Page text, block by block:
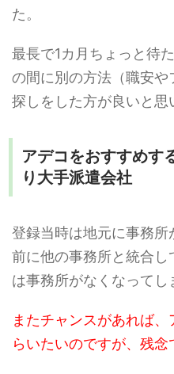
た。
最長で1カ月ちょっと待
の間に別の方法（職安や
探しをした方が良いと思
アデコをおすすめす
り大手派遣会社
登録当時は地元に事務
前に他の事務所と統合
は事務所がなくなってし
またチャンスがあれば
らいたいのですが、残念